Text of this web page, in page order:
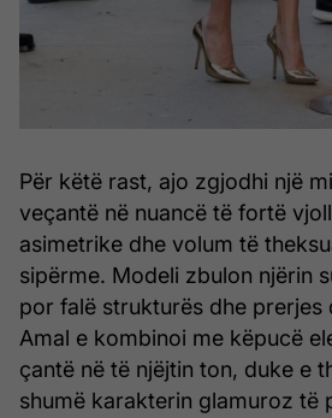
Për këtë rast, ajo zgjodhi një
veçantë në nuancë të fortë
asimetrike dhe volum të
sipërme. Modeli zbulon njërin
por falë strukturës dhe prerjes
Amal e kombinoi me këpucë
çantë në të njëjtin ton, duke e
shumë karakterin glamuroz të